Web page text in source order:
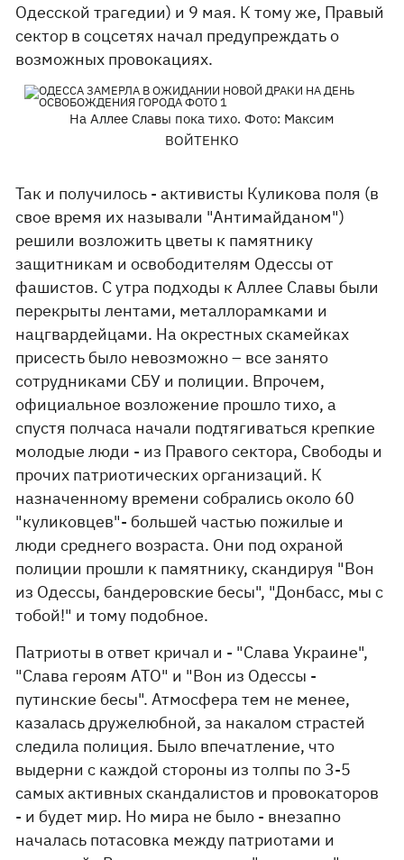
Одесской трагедии) и 9 мая. К тому же, Правый
сектор в соцсетях начал предупреждать о
возможных провокациях.
На Аллее Славы пока тихо. Фото: Максим
ВОЙТЕНКО
Так и получилось - активисты Куликова поля (в
свое время их называли "Антимайданом")
решили возложить цветы к памятнику
защитникам и освободителям Одессы от
фашистов. С утра подходы к Аллее Славы были
перекрыты лентами, металлорамками и
нацгвардейцами. На окрестных скамейках
присесть было невозможно – все занято
сотрудниками СБУ и полиции. Впрочем,
официальное возложение прошло тихо, а
спустя полчаса начали подтягиваться крепкие
молодые люди - из Правого сектора, Свободы и
прочих патриотических организаций. К
назначенному времени собрались около 60
"куликовцев"- большей частью пожилые и
люди среднего возраста. Они под охраной
полиции прошли к памятнику, скандируя "Вон
из Одессы, бандеровские бесы", "Донбасс, мы с
тобой!" и тому подобное.
Патриоты в ответ кричал и - "Слава Украине",
"Слава героям АТО" и "Вон из Одессы -
путинские бесы". Атмосфера тем не менее,
казалась дружелюбной, за накалом страстей
следила полиция. Было впечатление, что
выдерни с каждой стороны из толпы по 3-5
самых активных скандалистов и провокаторов
- и будет мир. Но мира не было - внезапно
началась потасовка между патриотами и